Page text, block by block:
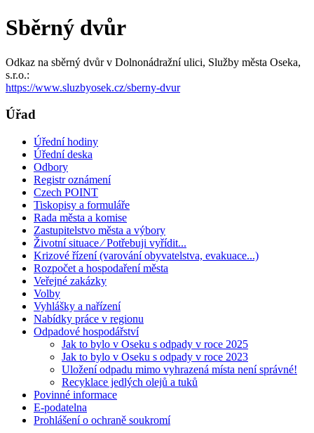
Sběrný dvůr
Odkaz na sběrný dvůr v Dolnonádražní ulici, Služby města Oseka,
s.r.o.:
https://www.sluzbyosek.cz/sberny-dvur
Úřad
Úřední hodiny
Úřední deska
Odbory
Registr oznámení
Czech POINT
Tiskopisy a formuláře
Rada města a komise
Zastupitelstvo města a výbory
Životní situace ⁄ Potřebuji vyřídit...
Krizové řízení (varování obyvatelstva, evakuace...)
Rozpočet a hospodaření města
Veřejné zakázky
Volby
Vyhlášky a nařízení
Nabídky práce v regionu
Odpadové hospodářství
Jak to bylo v Oseku s odpady v roce 2025
Jak to bylo v Oseku s odpady v roce 2023
Uložení odpadu mimo vyhrazená místa není správné!
Recyklace jedlých olejů a tuků
Povinné informace
E-podatelna
Prohlášení o ochraně soukromí